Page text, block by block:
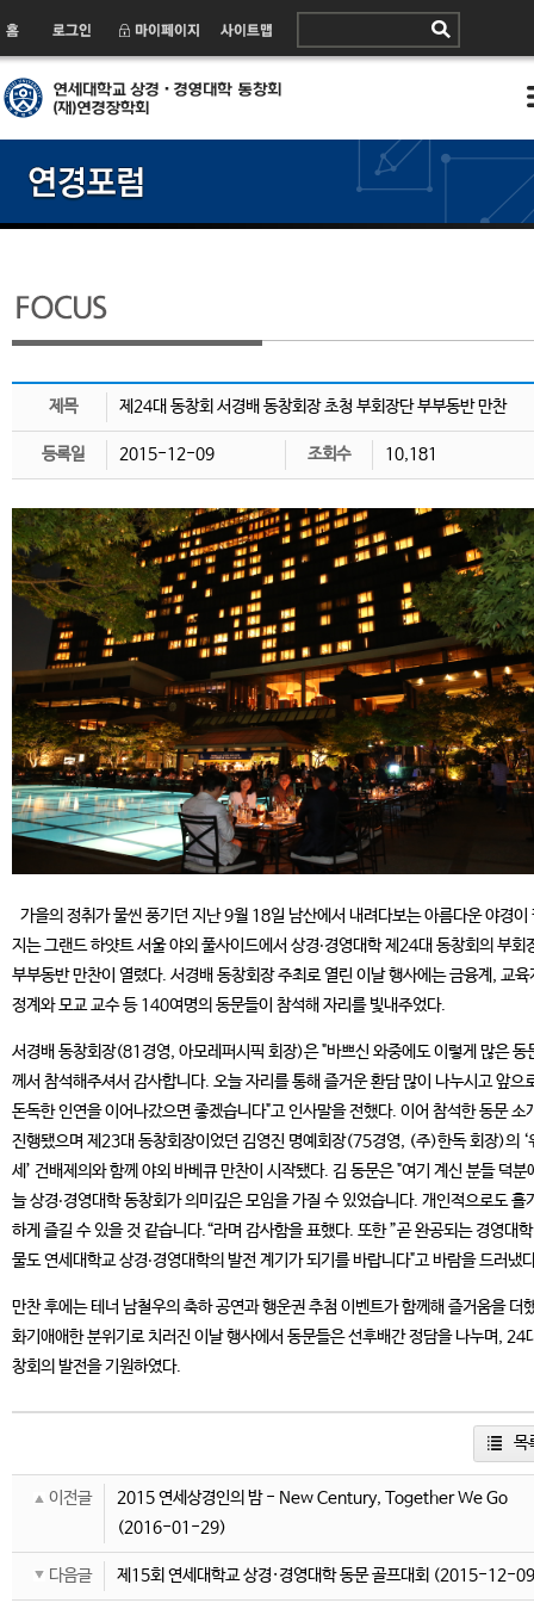
제목 제24대 동창회 서경배 동창회장 초청 부회장단 부부동반 만찬
등록일 2015-12-09 조회수 10,181
가을의 정취가 물씬 풍기던 지난 9월 18일 남산에서 내려다보는 아름다운 야경이
지는 그랜드 하얏트 서울 야외 풀사이드에서 상경‧경영대학 제24대 동창회의 부회
부부동반 만찬이 열렸다. 서경배 동창회장 주최로 열린 이날 행사에는 금융계, 교육
정계와 모교 교수 등 140여명의 동문들이 참석해 자리를 빛내주었다.
서경배 동창회장(81경영, 아모레퍼시픽 회장)은 "바쁘신 와중에도 이렇게 많은 동
께서 참석해주셔서 감사합니다. 오늘 자리를 통해 즐거운 환담 많이 나누시고 앞으
돈독한 인연을 이어나갔으면 좋겠습니다"고 인사말을 전했다. 이어 참석한 동문 소
진행됐으며 제23대 동창회장이었던 김영진 명예회장(75경영, (주)한독 회장)의 ‘
세’ 건배제의와 함께 야외 바베큐 만찬이 시작됐다. 김 동문은 "여기 계신 분들 덕분
늘 상경‧경영대학 동창회가 의미깊은 모임을 가질 수 있었습니다. 개인적으로도 홀
하게 즐길 수 있을 것 같습니다.“라며 감사함을 표했다. 또한 ”곧 완공되는 경영대
물도 연세대학교 상경‧경영대학의 발전 계기가 되기를 바랍니다"고 바람을 드러냈
만찬 후에는 테너 남철우의 축하 공연과 행운권 추첨 이벤트가 함께해 즐거움을 더
화기애애한 분위기로 치러진 이날 행사에서 동문들은 선후배간 정담을 나누며, 24
창회의 발전을 기원하였다.
목
이전글
2015 연세상경인의 밤 - New Century, Together We Go
(2016-01-29)
다음글 제15회 연세대학교 상경·경영대학 동문 골프대회 (2015-12-